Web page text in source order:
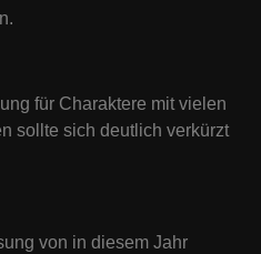
für Charaktere mit vielen
sollte sich deutlich verkürzt
von in diesem Jahr